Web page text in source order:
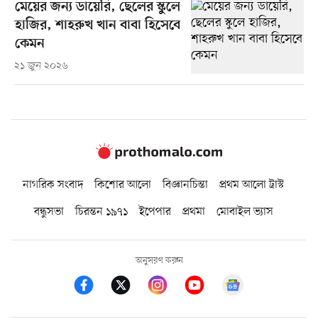
মেয়ের জন্য ডায়েরি, ছেলের স্কুলে
হাজির, শাহরুখ খান বাবা হিসেবে
কেমন
২১ জুন ২০২৬
নাগরিক সংবাদ কিশোর আলো বিজ্ঞানচিন্তা
প্রথম আলো ট্রাস্ট
বন্ধুসভা
চিরন্তন ১৯৭১ ইপেপার প্রথমা মোবাইল ভ্যাস
অনুসরণ করুন